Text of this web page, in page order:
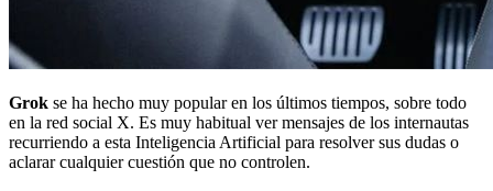
Grok se ha hecho muy popular en los últimos tiempos, sobre todo
en la red social X. Es muy habitual ver mensajes de los internautas
recurriendo a esta Inteligencia Artificial para resolver sus dudas o
aclarar cualquier cuestión que no controlen.